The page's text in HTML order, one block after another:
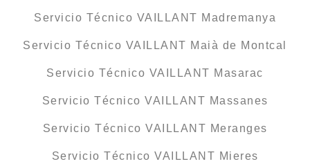
Servicio Técnico VAILLANT Madremanya
Servicio Técnico VAILLANT Maià de Montcal
Servicio Técnico VAILLANT Masarac
Servicio Técnico VAILLANT Massanes
Servicio Técnico VAILLANT Meranges
Servicio Técnico VAILLANT Mieres